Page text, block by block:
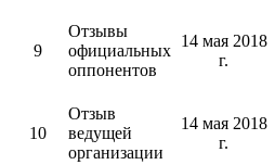
9
Отзывы
официальных
оппонентов
14 мая 2018
г.
10
Отзыв
ведущей
организации
14 мая 2018
г.